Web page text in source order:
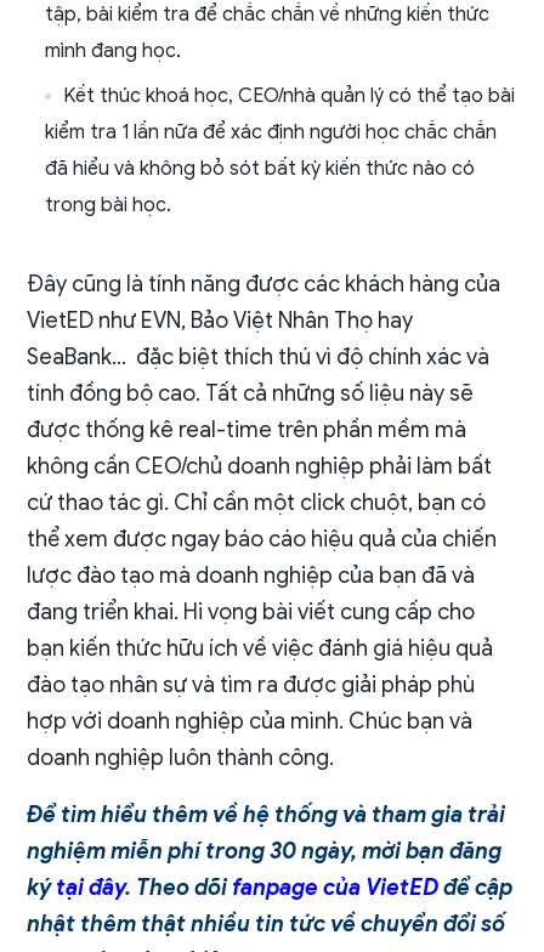
tập, bài kiểm tra để chắc chắn về những kiến thức
mình đang học.
Kết thúc khoá học, CEO/nhà quản lý có thể tạo bài
kiểm tra 1 lần nữa để xác định người học chắc chắn
đã hiểu và không bỏ sót bất kỳ kiến thức nào có
trong bài học.
Đây cũng là tính năng được các khách hàng của
VietED như EVN, Bảo Việt Nhân Thọ hay
SeaBank… đặc biệt thích thú vì độ chính xác và
tính đồng bộ cao. Tất cả những số liệu này sẽ
được thống kê real-time trên phần mềm mà
không cần CEO/chủ doanh nghiệp phải làm bất
cứ thao tác gì. Chỉ cần một click chuột, bạn có
thể xem được ngay báo cáo hiệu quả của chiến
lược đào tạo mà doanh nghiệp của bạn đã và
đang triển khai. Hi vọng bài viết cung cấp cho
bạn kiến thức hữu ích về việc đánh giá hiệu quả
đào tạo nhân sự và tìm ra được giải pháp phù
hợp với doanh nghiệp của mình. Chúc bạn và
doanh nghiệp luôn thành công.
Để tìm hiểu thêm về hệ thống và tham gia trải
nghiệm miễn phí trong 30 ngày, mời bạn đăng
kýtại đây. Theo dõifanpage của VietEDđể cập
nhật thêm thật nhiều tin tức về chuyển đổi số